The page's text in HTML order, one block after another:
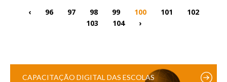
‹ 96 97 98 99 100 101
102
103
104 ›
CAPACITAÇÃO DIGITAL DAS ESCOLAS